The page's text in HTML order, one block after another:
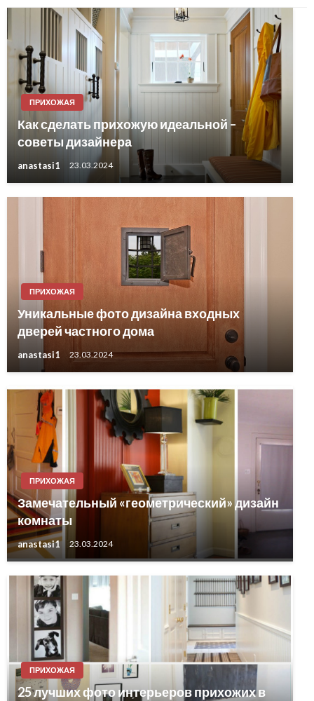
ПРИХОЖАЯ
Как сделать прихожую идеальной –
советы дизайнера
anastasi1 23.03.2024
ПРИХОЖАЯ
Уникальные фото дизайна входных
дверей частного дома
anastasi1 23.03.2024
ПРИХОЖАЯ
Замечательный «геометрический» дизайн
комнаты
anastasi1 23.03.2024
ПРИХОЖАЯ
25 лучших фото интерьеров прихожих в